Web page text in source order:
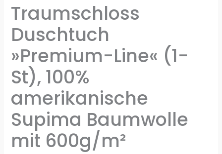
Traumschloss
Duschtuch
»Premium-Line« (1-
St), 100%
amerikanische
Supima Baumwolle
mit 600g/m²